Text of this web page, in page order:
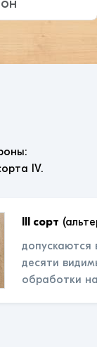
IV.
III сорт
допускаются
десяти
обработки